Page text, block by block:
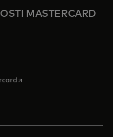
MASTERCARD
tab
in a new tab
opens in a new tab
in a new tab